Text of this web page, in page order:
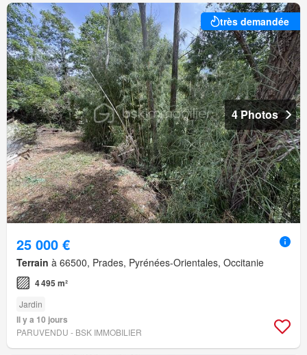
très demandée
4 Photos
25 000 €
Terrain à 66500, Prades, Pyrénées-Orientales, Occitanie
4 495 m²
Jardin
Il y a 10 jours
PARUVENDU - BSK IMMOBILIER